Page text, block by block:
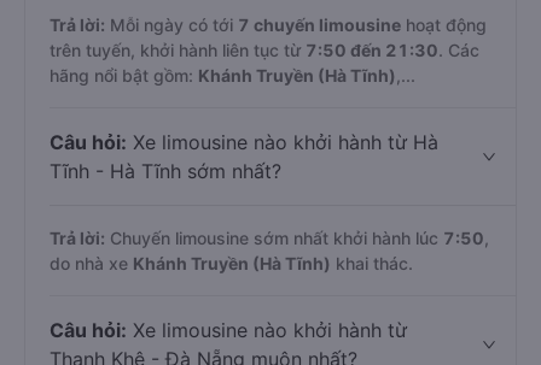
Trả lời: Mỗi ngày có tới 7 chuyến limousine hoạt động
trên tuyến, khởi hành liên tục từ 7:50 đến 21:30. Các
hãng nổi bật gồm: Khánh Truyền (Hà Tĩnh) ,...
Câu hỏi: Xe limousine nào khởi hành từ Hà
Tĩnh - Hà Tĩnh sớm nhất?
Trả lời: Chuyến limousine sớm nhất khởi hành lúc 7:50
do nhà xe Khánh Truyền (Hà Tĩnh) khai thác.
Câu hỏi: Xe limousine nào khởi hành từ
Thanh Khê - Đà Nẵng muộn nhất?